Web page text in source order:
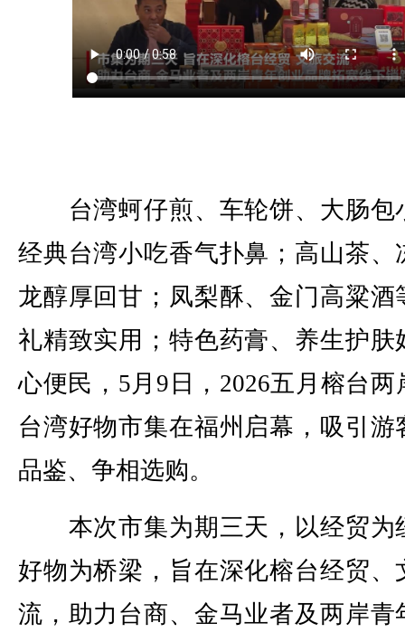
台湾蚵仔煎、车轮饼、大肠包
经典台湾小吃香气扑鼻；高山茶、
龙醇厚回甘；凤梨酥、金门高粱酒
礼精致实用；特色药膏、养生护肤
心便民，5月9日，2026五月榕台两
台湾好物市集在福州启幕，吸引游
品鉴、争相选购。
本次市集为期三天，以经贸为
好物为桥梁，旨在深化榕台经贸、
流，助力台商、金马业者及两岸青